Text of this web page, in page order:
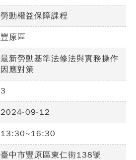
勞動權益保障課程
豐原區
最新勞動基準法修法與實務操作
因應對策
3
2024-09-12
13:30~16:30
臺中市豐原區東仁街138號